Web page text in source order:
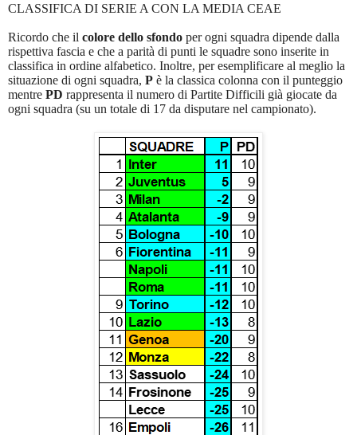
CLASSIFICA DI SERIE A CON LA MEDIA CEAE
Ricordo che il colore dello sfondo per ogni squadra dipende dalla
rispettiva fascia e che a parità di punti le squadre sono inserite in
classifica in ordine alfabetico. Inoltre, per esemplificare al meglio la
situazione di ogni squadra, P è la classica colonna con il punteggio
mentre PD rappresenta il numero di Partite Difficili già giocate da
ogni squadra (su un totale di 17 da disputare nel campionato).